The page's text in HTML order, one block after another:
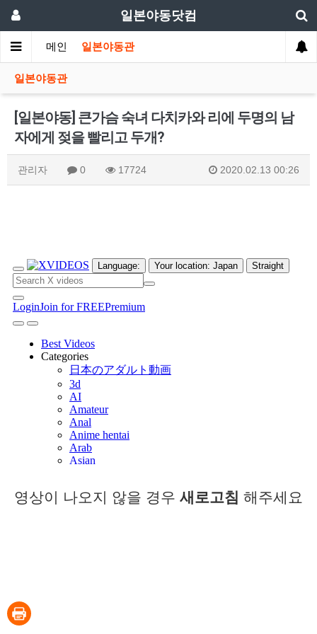
일본야동닷컴
메인 일본야동관
일본야동관
[일본야동] 큰가슴 숙녀 다치카와 리에 두명의 남
자에게 젖을 빨리고 두개?
관리자 0 17724 2020.02.13 00:26
영상이 나오지 않을 경우 새로고침 해주세요